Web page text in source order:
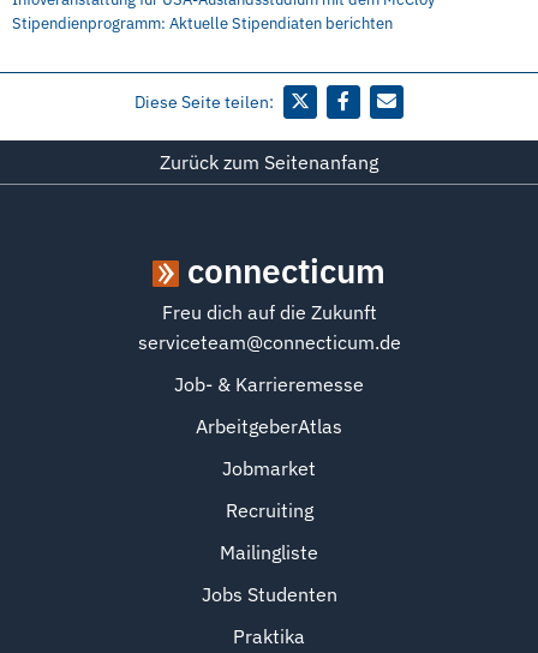
Stipendienprogramm: Aktuelle Stipendiaten berichten
Diese Seite teilen:
Zurück zum Seitenanfang
connecticum
Freu dich auf die Zukunft
serviceteam@connecticum.de
Job- & Karrieremesse
ArbeitgeberAtlas
Jobmarket
Recruiting
Mailingliste
Jobs Studenten
Praktika